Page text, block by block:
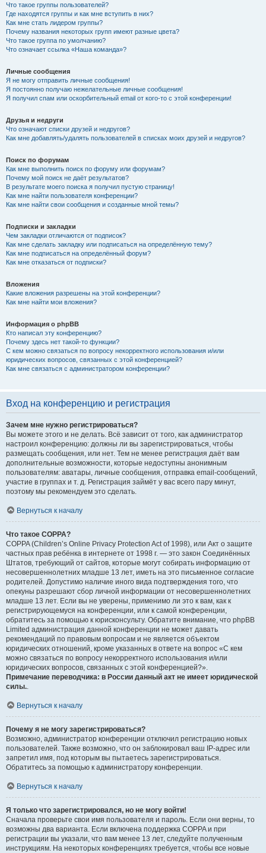
Что такое группы пользователей?
Где находятся группы и как мне вступить в них?
Как мне стать лидером группы?
Почему названия некоторых групп имеют разные цвета?
Что такое группа по умолчанию?
Что означает ссылка «Наша команда»?
Личные сообщения
Я не могу отправить личные сообщения!
Я постоянно получаю нежелательные личные сообщения!
Я получил спам или оскорбительный email от кого-то с этой конференции!
Друзья и недруги
Что означают списки друзей и недругов?
Как мне добавлять/удалять пользователей в списках моих друзей и недругов?
Поиск по форумам
Как мне выполнить поиск по форуму или форумам?
Почему мой поиск не даёт результатов?
В результате моего поиска я получил пустую страницу!
Как мне найти пользователя конференции?
Как мне найти свои сообщения и созданные мной темы?
Подписки и закладки
Чем закладки отличаются от подписок?
Как мне сделать закладку или подписаться на определённую тему?
Как мне подписаться на определённый форум?
Как мне отказаться от подписки?
Вложения
Какие вложения разрешены на этой конференции?
Как мне найти мои вложения?
Информация о phpBB
Кто написал эту конференцию?
Почему здесь нет такой-то функции?
С кем можно связаться по вопросу некорректного использования и/или
юридических вопросов, связанных с этой конференцией?
Как мне связаться с администратором конференции?
Вход на конференцию и регистрация
Зачем мне нужно регистрироваться?
Вы можете этого и не делать. Всё зависит от того, как администратор
настроил конференцию: должны ли вы зарегистрироваться, чтобы
размещать сообщения, или нет. Тем не менее регистрация даёт вам
дополнительные возможности, которые недоступны анонимным
пользователям: аватары, личные сообщения, отправка email-сообщений,
участие в группах и т. д. Регистрация займёт у вас всего пару минут,
поэтому мы рекомендуем это сделать.
Вернуться к началу
Что такое COPPA?
COPPA (Children’s Online Privacy Protection Act of 1998), или Акт о защите
частных прав ребёнка в интернете от 1998 г. — это закон Соединённых
Штатов, требующий от сайтов, которые могут собирать информацию от
несовершеннолетних младше 13 лет, иметь на это письменное согласие
родителей. Допустимо наличие иного вида подтверждения того, что
опекуны разрешают сбор личной информации от несовершеннолетних
младше 13 лет. Если вы не уверены, применимо ли это к вам, как к
регистрирующемуся на конференции, или к самой конференции,
обратитесь за помощью к юрисконсульту. Обратите внимание, что phpBB
Limited администрация данной конференции не может давать
рекомендаций по правовым вопросам и не является объектом
юридических отношений, кроме указанных в ответе на вопрос «С кем
можно связаться по вопросу некорректного использования и/или
юридических вопросов, связанных с этой конференцией?».
Примечание переводчика: в России данный акт не имеет юридической
силы..
Вернуться к началу
Почему я не могу зарегистрироваться?
Возможно, администратор конференции отключил регистрацию новых
пользователей. Также возможно, что он заблокировал ваш IP-адрес или
запретил имя, под которым вы пытаетесь зарегистрироваться.
Обратитесь за помощью к администратору конференции.
Вернуться к началу
Я только что зарегистрировался, но не могу войти!
Сначала проверьте свои имя пользователя и пароль. Если они верны, то
возможны два варианта. Если включена поддержка COPPA и при
регистрации вы указали, что вам менее 13 лет, следуйте полученным
инструкциям. На некоторых конференциях требуется, чтобы все новые